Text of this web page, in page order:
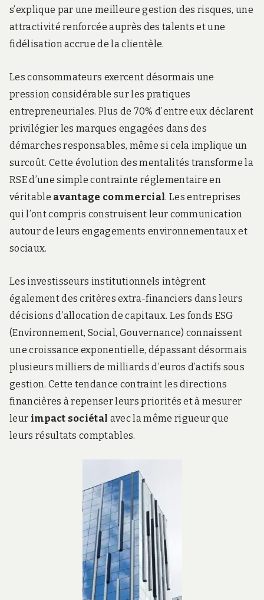
s’explique par une meilleure gestion des risques, une
attractivité renforcée auprès des talents et une
fidélisation accrue de la clientèle.
Les consommateurs exercent désormais une
pression considérable sur les pratiques
entrepreneuriales. Plus de 70% d’entre eux déclarent
privilégier les marques engagées dans des
démarches responsables, même si cela implique un
surcoût. Cette évolution des mentalités transforme la
RSE d’une simple contrainte réglementaire en
véritable avantage commercial. Les entreprises
qui l’ont compris construisent leur communication
autour de leurs engagements environnementaux et
sociaux.
Les investisseurs institutionnels intègrent
également des critères extra-financiers dans leurs
décisions d’allocation de capitaux. Les fonds ESG
(Environnement, Social, Gouvernance) connaissent
une croissance exponentielle, dépassant désormais
plusieurs milliers de milliards d’euros d’actifs sous
gestion. Cette tendance contraint les directions
financières à repenser leurs priorités et à mesurer
leur impact sociétal avec la même rigueur que
leurs résultats comptables.